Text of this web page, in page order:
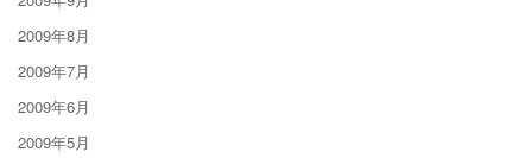
2009年8月
2009年7月
2009年6月
2009年5月